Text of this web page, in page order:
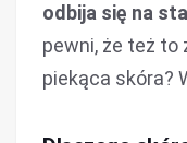
odbija się na
pewni, że też to
piekąca skóra?